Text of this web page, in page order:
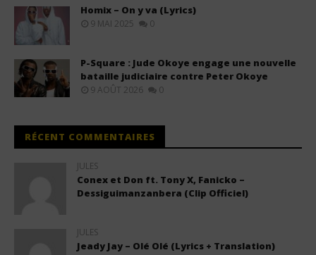
Homix – On y va (Lyrics)
9 MAI 2025 0
P-Square : Jude Okoye engage une nouvelle
bataille judiciaire contre Peter Okoye
9 AOÛT 2026 0
RÉCENT COMMENTAIRES
JULES
Conex et Don ft. Tony X, Fanicko –
Dessiguimanzanbera (Clip Officiel)
JULES
Jeady Jay – Olé Olé (Lyrics + Translation)